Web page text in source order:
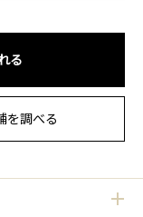
る
を調べる